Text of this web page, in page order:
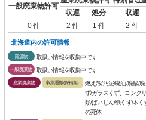
一般廃棄物許可
収運
処分 収運
0 件
2 件 1 件 2 件
北海道内の許可情報
資源物 取扱い情報を収集中です
一般廃棄物 取扱い情報を収集中です
産業廃棄物 収集運搬(保積無)
燃え殻/汚泥/廃油/廃酸/
ず/ガラスくず、コンク
類/ばいじん/紙くず/木
の死体